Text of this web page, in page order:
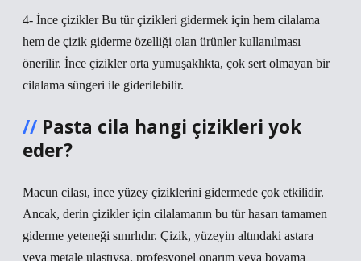
4- İnce çizikler Bu tür çizikleri gidermek için hem cilalama
hem de çizik giderme özelliği olan ürünler kullanılması
önerilir. İnce çizikler orta yumuşaklıkta, çok sert olmayan bir
cilalama süngeri ile giderilebilir.
Pasta cila hangi çizikleri yok
eder?
Macun cilası, ince yüzey çiziklerini gidermede çok etkilidir.
Ancak, derin çizikler için cilalamanın bu tür hasarı tamamen
giderme yeteneği sınırlıdır. Çizik, yüzeyin altındaki astara
veya metale ulaştıysa, profesyonel onarım veya boyama